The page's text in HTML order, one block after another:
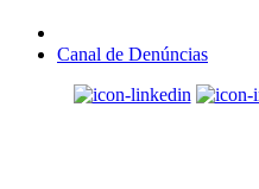
Canal de Denúncias